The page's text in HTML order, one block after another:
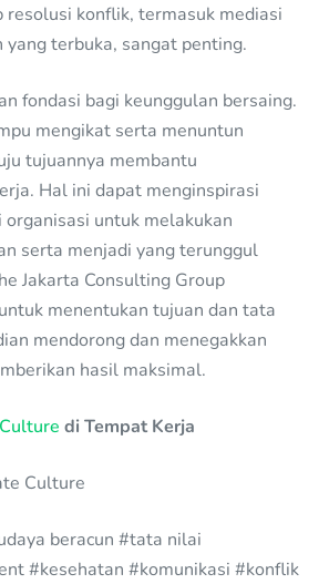
resolusi konflik, termasuk mediasi
yang terbuka, sangat penting.
fondasi bagi keunggulan bersaing.
mengikat serta menuntun
tujuannya membantu
Hal ini dapat menginspirasi
untuk melakukan
serta menjadi yang terunggul
Jakarta Consulting Group
menentukan tujuan dan tata
mendorong dan menegakkan
hasil maksimal.
di Tempat Kerja
Culture
beracun #tata nilai
#kesehatan #komunikasi #konflik